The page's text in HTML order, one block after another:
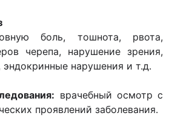
боль, тошнота, рвота,
черепа, нарушение зрения,
эндокринные нарушения и т.д.
врачебный осмотр с
проявлений заболевания.